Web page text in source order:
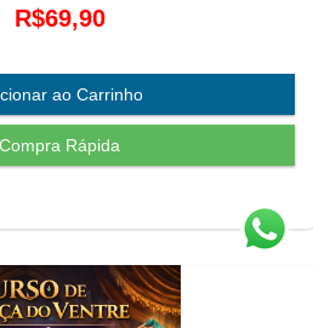
R$69,90